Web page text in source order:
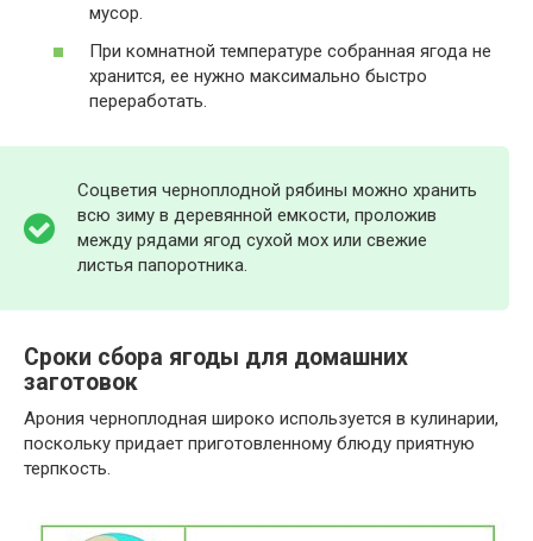
мусор.
При комнатной температуре собранная ягода не
хранится, ее нужно максимально быстро
переработать.
Соцветия черноплодной рябины можно хранить
всю зиму в деревянной емкости, проложив
между рядами ягод сухой мох или свежие
листья папоротника.
Сроки сбора ягоды для домашних
заготовок
Арония черноплодная широко используется в кулинарии,
поскольку придает приготовленному блюду приятную
терпкость.